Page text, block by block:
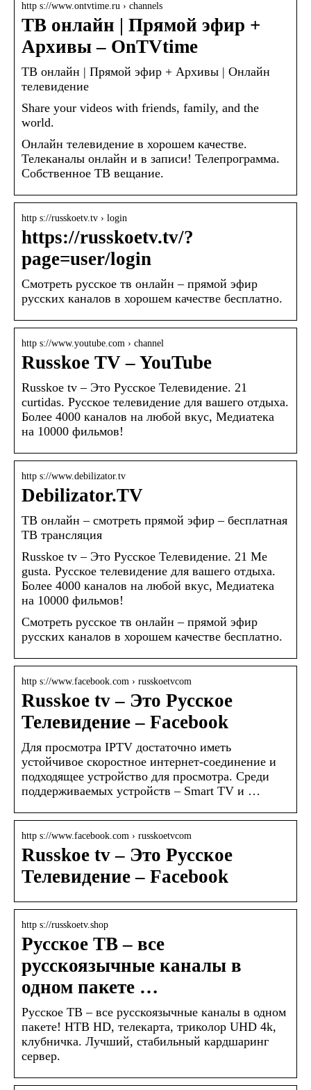
http s://www.ontvtime.ru › channels
ТВ онлайн | Прямой эфир +
Архивы – OnTVtime
ТВ онлайн | Прямой эфир + Архивы | Онлайн
телевидение
Share your videos with friends, family, and the
world.
Онлайн телевидение в хорошем качестве.
Телеканалы онлайн и в записи! Телепрограмма.
Собственное ТВ вещание.
http s://russkoetv.tv › login
https://russkoetv.tv/?
page=user/login
Смотреть русское тв онлайн – прямой эфир
русских каналов в хорошем качестве бесплатно.
http s://www.youtube.com › channel
Russkoe TV – YouTube
Russkoe tv – Это Русское Телевидение. 21
curtidas. Русское телевидение для вашего отдыха.
Более 4000 каналов на любой вкус, Медиатека
на 10000 фильмов!
http s://www.debilizator.tv
Debilizator.TV
ТВ онлайн – смотреть прямой эфир – бесплатная
ТВ трансляция
Russkoe tv – Это Русское Телевидение. 21 Me
gusta. Русское телевидение для вашего отдыха.
Более 4000 каналов на любой вкус, Медиатека
на 10000 фильмов!
Смотреть русское тв онлайн – прямой эфир
русских каналов в хорошем качестве бесплатно.
http s://www.facebook.com › russkoetvcom
Russkoe tv – Это Русское
Телевидение – Facebook
Для просмотра IPTV достаточно иметь
устойчивое скоростное интернет-соединение и
подходящее устройство для просмотра. Среди
поддерживаемых устройств – Smart TV и …
http s://www.facebook.com › russkoetvcom
Russkoe tv – Это Русское
Телевидение – Facebook
http s://russkoetv.shop
Русское ТВ – все
русскоязычные каналы в
одном пакете …
Русское ТВ – все русскоязычные каналы в одном
пакете! НТВ HD, телекарта, триколор UHD 4k,
клубничка. Лучший, стабильный кардшаринг
сервер.